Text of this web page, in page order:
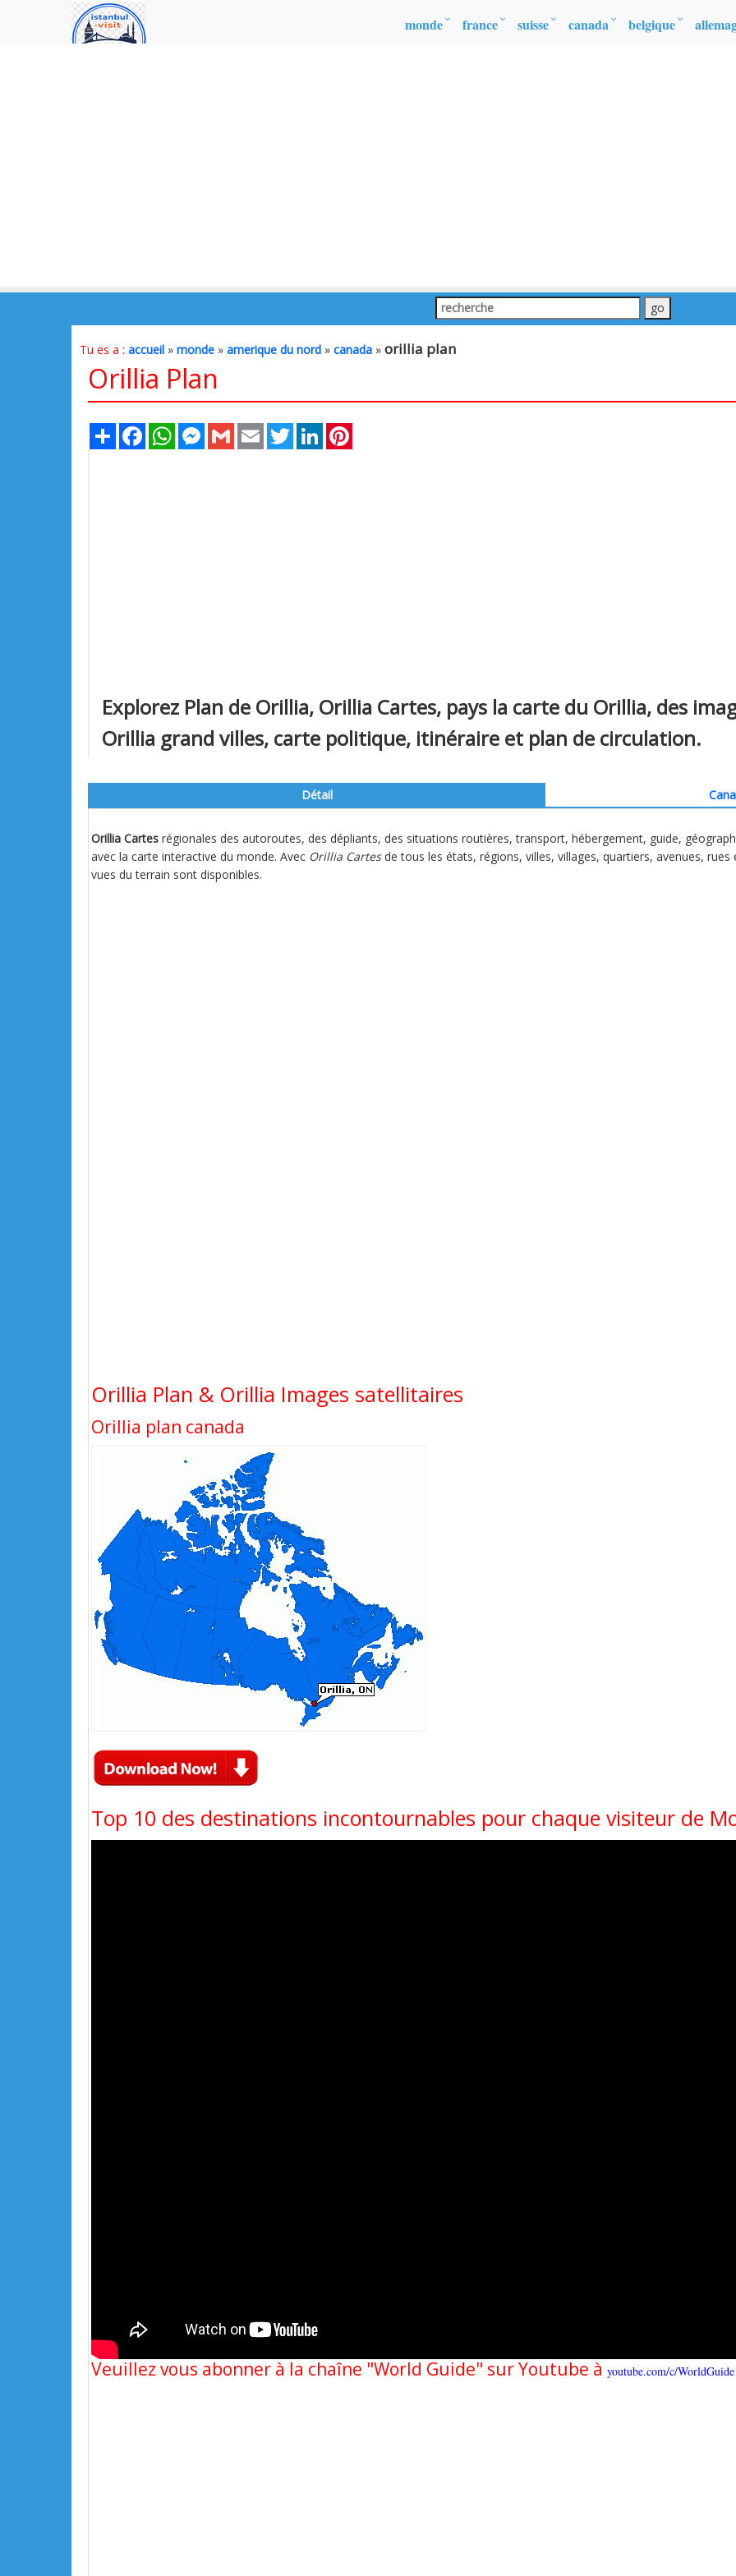
monde france suisse canada belgique
Tu es a : accueil » monde » amerique du nord » canada » orillia plan
Orillia Plan
Share FacebookWhatsAppMessenger
Gmail Email TwitterLinkedIn
Explorez Plan de Orillia, Orillia Cartes, pays la carte du Orillia, des
Orillia grand villes, carte politique, itinéraire et plan de circulation.
Détail
Orillia Cartes régionales des autoroutes, des dépliants, des situations routières, transport, hébergement, guide,
avec la carte interactive du monde. Avec Orillia Cartesde tous les états, régions, villes, villages, quartiers, avenues,
vues du terrain sont disponibles.
Orillia Plan & Orillia Images satellitaires
Orillia plan canada
Top 10 des destinations incontournables pour chaque visiteur de
Veuillez vous abonner à la chaîne "World Guide" sur Youtube à youtube.com/c/WorldGuide